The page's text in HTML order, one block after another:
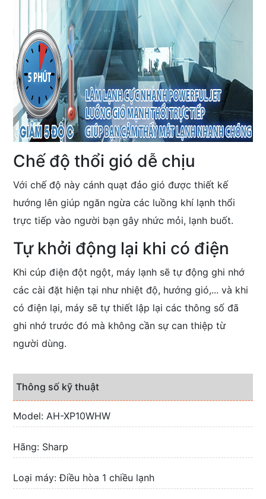
Chế độ thổi gió dễ chịu
Với chế độ này cánh quạt đảo gió được thiết kế
hướng lên giúp ngăn ngừa các luồng khí lạnh thổi
trực tiếp vào người bạn gây nhức mỏi, lạnh buốt.
Tự khởi động lại khi có điện
Khi cúp điện đột ngột, máy lạnh sẽ tự động ghi nhớ
các cài đặt hiện tại như nhiệt độ, hướng gió,... và khi
có điện lại, máy sẽ tự thiết lập lại các thông số đã
ghi nhớ trước đó mà không cần sự can thiệp từ
người dùng.
Thông số kỹ thuật
Model: AH-XP10WHW
Hãng: Sharp
Loại máy: Điều hòa 1 chiều lạnh